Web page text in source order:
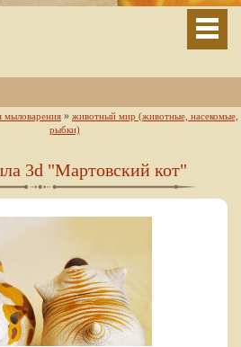
мыловарения » животный мир (животные, насекомые,
рыбки)
3d "Мартовский кот"